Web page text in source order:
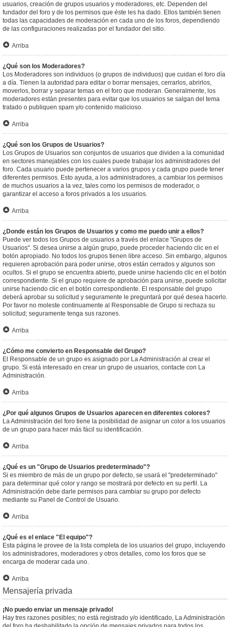
usuarios, creación de grupos usuarios y moderadores, etc. Dependen del
fundador del foro y de los permisos que éste les ha dado. Ellos también tienen
todas las capacidades de moderación en cada uno de los foros, dependiendo
de las configuraciones realizadas por el fundador del sitio.
Arriba
¿Qué son los Moderadores?
Los Moderadores son individuos (o grupos de individuos) que cuidan el foro día
a día. Tienen la autoridad para editar o borrar mensajes, cerrarlos, abrirlos,
moverlos, borrar y separar temas en el foro que moderan. Generalmente, los
moderadores están presentes para evitar que los usuarios se salgan del tema
tratado o publiquen spam y/o contenido malicioso.
Arriba
¿Qué son los Grupos de Usuarios?
Los Grupos de Usuarios son conjuntos de usuarios que dividen a la comunidad
en sectores manejables con los cuales puede trabajar los administradores del
foro. Cada usuario puede pertenecer a varios grupos y cada grupo puede tener
diferentes permisos. Esto ayuda, a los administradores, a cambiar los permisos
de muchos usuarios a la vez, tales como los permisos de moderador, o
garantizar el acceso a foros privados a los usuarios.
Arriba
¿Donde están los Grupos de Usuarios y como me puedo unir a ellos?
Puede ver todos los Grupos de usuarios a través del enlace "Grupos de
Usuarios". Si desea unirse a algún grupo, puede proceder haciendo clic en el
botón apropiado. No todos los grupos tienen libre acceso. Sin embargo, algunos
requieren aprobación para poder unirse, otros están cerrados y algunos son
ocultos. Si el grupo se encuentra abierto, puede unirse haciendo clic en el botón
correspondiente. Si el grupo requiere de aprobación para unirse, puede solicitar
unirse haciendo clic en el botón correspondiente. El responsable del grupo
deberá aprobar su solicitud y seguramente le preguntará por qué desea hacerlo.
Por favor no moleste continuamente al Responsable de Grupo si rechaza su
solicitud; seguramente tenga sus razones.
Arriba
¿Cómo me convierto en Responsable del Grupo?
El Responsable de un grupo es asignado por La Administración al crear el
grupo. Si está interesado en crear un grupo de usuarios, contacte con La
Administración.
Arriba
¿Por qué algunos Grupos de Usuarios aparecen en diferentes colores?
La Administración del foro tiene la posibilidad de asignar un color a los usuarios
de un grupo para hacer más fácil su identificación.
Arriba
¿Qué es un "Grupo de Usuarios predeterminado"?
Si es miembro de más de un grupo por defecto, se usará el "predeterminado"
para determinar qué color y rango se mostrará por defecto en su perfil. La
Administración debe darle permisos para cambiar su grupo por defecto
mediante su Panel de Control de Usuario.
Arriba
¿Qué es el enlace "El equipo"?
Esta página le provee de la lista completa de los usuarios del grupo, incluyendo
los administradores, moderadores y otros detalles, como los foros que se
encarga de moderar cada uno.
Arriba
Mensajería privada
¡No puedo enviar un mensaje privado!
Hay tres razones posibles; no está registrado y/o identificado, La Administración